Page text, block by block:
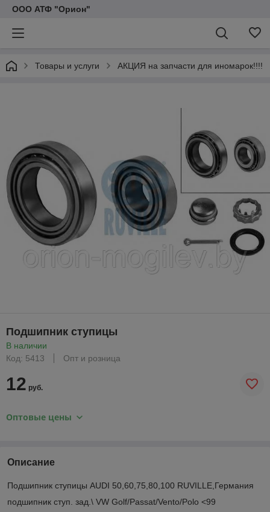
ООО АТФ "Орион"
Товары и услуги АКЦИЯ на запчасти для иномарок!!!!
Подшипник ступицы
В наличии
Код: 5413
Опт и розница
12 руб.
Оптовые цены
Описание
Подшипник ступицы AUDI 50,60,75,80,100 RUVILLE,Германия
подшипник ступ. зад.\ VW Golf/Passat/Vento/Polo <99